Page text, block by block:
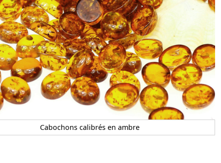
Cabochons calibrés en ambre